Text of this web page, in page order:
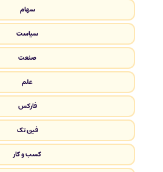
سهام
سیاست
صنعت
علم
فارکس
فین تک
کسب و کار